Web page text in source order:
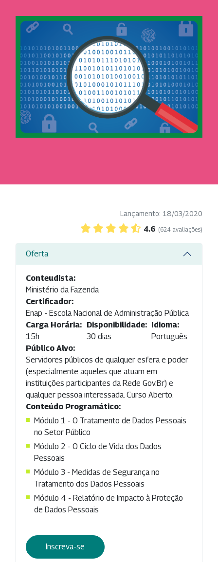
Lançamento: 18/03/2020
4.6 (624 avaliações)
Oferta
Conteudista:
Ministério da Fazenda
Certificador:
Enap - Escola Nacional de Administração Pública
Carga Horária:
15h
Disponibilidade:
30 dias
Idioma:
Português
Público Alvo:
Servidores públicos de qualquer esfera e poder
(especialmente aqueles que atuam em
instituições participantes da Rede Gov.Br) e
qualquer pessoa interessada. Curso Aberto.
Conteúdo Programático:
Módulo 1 - O Tratamento de Dados Pessoais
no Setor Público
Módulo 2 - O Ciclo de Vida dos Dados
Pessoais
Módulo 3 - Medidas de Segurança no
Tratamento dos Dados Pessoais
Módulo 4 - Relatório de Impacto à Proteção
de Dados Pessoais
Inscreva-se